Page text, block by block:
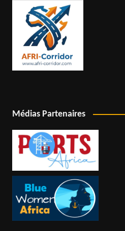
Médias Partenaires